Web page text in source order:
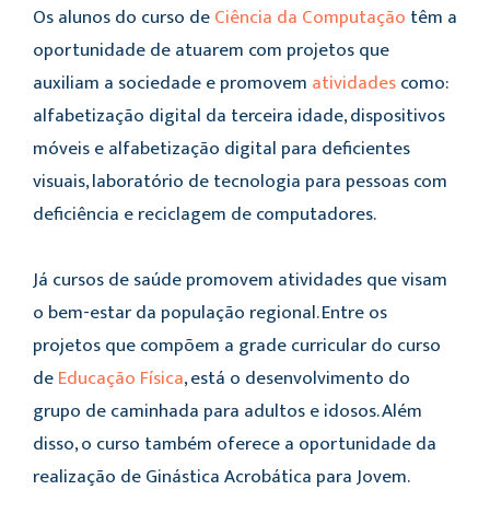
Os alunos do curso deCiência da Computação têm a
oportunidade de atuarem com projetos que
auxiliam a sociedade e promovem atividadescomo:
alfabetização digital da terceira idade, dispositivos
móveis e alfabetização digital para deficientes
visuais, laboratório de tecnologia para pessoas com
deficiência e reciclagem de computadores.
Já cursos de saúde promovem atividades que visam
o bem-estar da população regional. Entre os
projetos que compõem a grade curricular do curso
deEducação Física, está o desenvolvimento do
grupo de caminhada para adultos e idosos. Além
disso, o curso também oferece a oportunidade da
realização de Ginástica Acrobática para Jovem.